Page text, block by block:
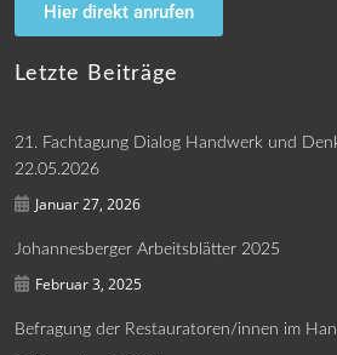
Hier direkt anrufen
Letzte Beiträge
21. Fachtagung Dialog Handwerk und
22.05.2026
Januar 27, 2026
Johannesberger Arbeitsblätter 2025
Februar 3, 2025
Befragung der Restauratoren/innen im